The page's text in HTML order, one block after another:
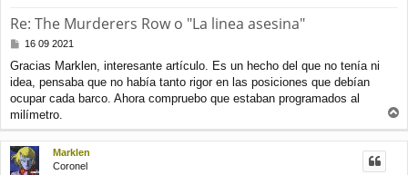
Re: The Murderers Row o "La linea asesina"
M
n
s
a
j
16 09 2021
Gracias Marklen, interesante artículo. Es un hecho del que no tenía ni
idea, pensaba que no había tanto rigor en las posiciones que debían
ocupar cada barco. Ahora compruebo que estaban programados al
milímetro.
r
r
Marklen
Coronel